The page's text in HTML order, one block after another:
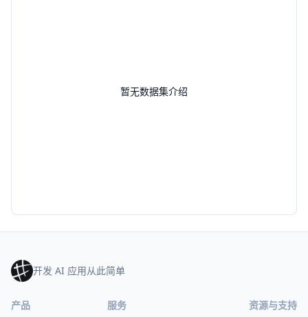
暂无数据集介绍
开发 AI 应用从此简单
产品 服务 资源与支持